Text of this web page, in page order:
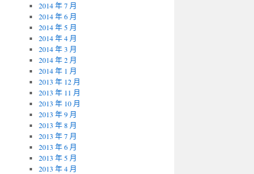
2014 年 7 月
2014 年 6 月
2014 年 5 月
2014 年 4 月
2014 年 3 月
2014 年 2 月
2014 年 1 月
2013 年 12 月
2013 年 11 月
2013 年 10 月
2013 年 9 月
2013 年 8 月
2013 年 7 月
2013 年 6 月
2013 年 5 月
2013 年 4 月